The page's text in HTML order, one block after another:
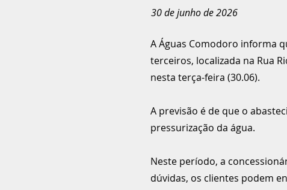
30 de junho de 2026
A Águas Comodoro informa
terceiros, localizada na Rua
nesta terça-feira (30.06).
A previsão é de que o
pressurização da água.
Neste período, a
dúvidas, os clientes podem